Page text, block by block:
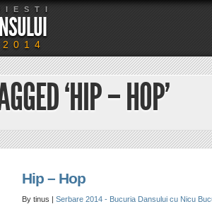
‘HIP – HOP’
Hip – Hop
By tinus | Serbare 2014 - Bucuria Dansului cu Nicu